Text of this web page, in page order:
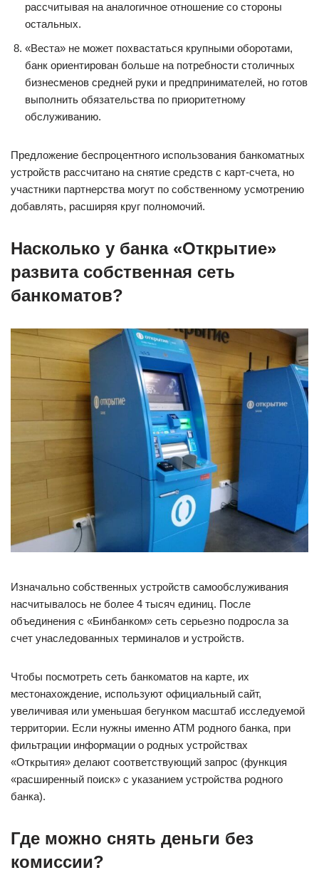
рассчитывая на аналогичное отношение со стороны
остальных.
«Веста» не может похвастаться крупными оборотами,
банк ориентирован больше на потребности столичных
бизнесменов средней руки и предпринимателей, но готов
выполнить обязательства по приоритетному
обслуживанию.
Предложение беспроцентного использования банкоматных
устройств рассчитано на снятие средств с карт-счета, но
участники партнерства могут по собственному усмотрению
добавлять, расширяя круг полномочий.
Насколько у банка «Открытие»
развита собственная сеть
банкоматов?
Изначально собственных устройств самообслуживания
насчитывалось не более 4 тысяч единиц. После
объединения с «Бинбанком» сеть серьезно подросла за
счет унаследованных терминалов и устройств.
Чтобы посмотреть сеть банкоматов на карте, их
местонахождение, используют официальный сайт,
увеличивая или уменьшая бегунком масштаб исследуемой
территории. Если нужны именно АТМ родного банка, при
фильтрации информации о родных устройствах
«Открытия» делают соответствующий запрос (функция
«расширенный поиск» с указанием устройства родного
банка).
Где можно снять деньги без
комиссии?